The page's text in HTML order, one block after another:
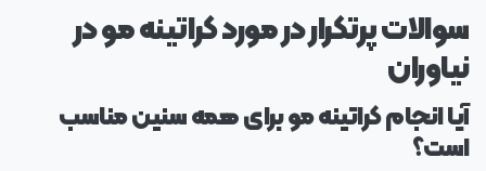
سوالات پرتکرار در مورد کراتینه مو در
نیاوران
آیا انجام کراتینه مو برای همه سنین مناسب
است؟